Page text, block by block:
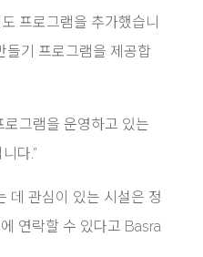
프로그램을 추가했습니
들기 프로그램을 제공합
로그램을 운영하고 있는
다.”
데 관심이 있는 시설은 정
연락할 수 있다고 Basra